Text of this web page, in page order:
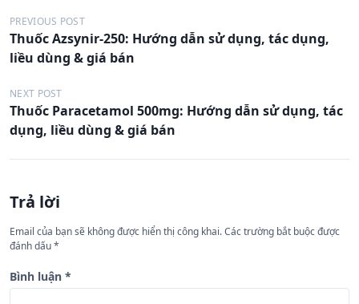
Đ
i
u
h
ư
n
b
à
i
PREVIOUS POST
Thuốc Azsynir-250: Hướng dẫn sử dụng, tác dụng,
liều dùng & giá bán
NEXT POST
Thuốc Paracetamol 500mg: Hướng dẫn sử dụng, tác
dụng, liều dùng & giá bán
Trả lời
Email của bạn sẽ không được hiển thị công khai.Các trường bắt buộc được
đánh dấu*
Bình luận *